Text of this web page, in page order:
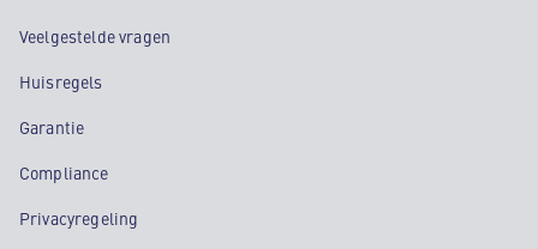
Veelgestelde vragen
Huisregels
Garantie
Compliance
Privacyregeling